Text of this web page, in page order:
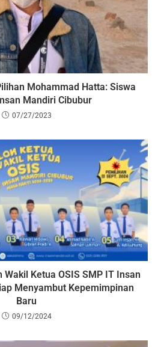
Mohammad Hatta: Siswa
Mandiri Cibubur
07/27/2023
Ketua OSIS SMP IT Insan
Menyambut Kepemimpinan
Baru
09/12/2024